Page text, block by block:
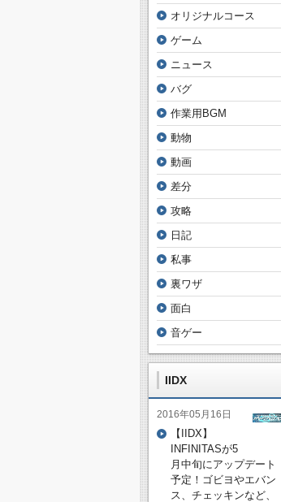
オリジナルコース
ゲーム
ニュース
バグ
作業用BGM
動物
動画
差分
攻略
日記
私事
裏ワザ
面白
音ゲー
IIDX
2016年05月16日
【IIDX】
INFINITASが5
月中旬にアップデート
予定！ゴビヨやエバン
ス、チェッキンなど、